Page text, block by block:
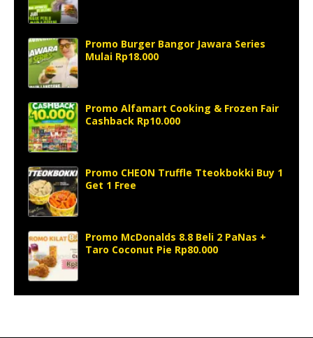
Promo Burger Bangor Jawara Series
Mulai Rp18.000
Promo Alfamart Cooking & Frozen Fair
Cashback Rp10.000
Promo CHEON Truffle Tteokbokki Buy 1
Get 1 Free
Promo McDonalds 8.8 Beli 2 PaNas +
Taro Coconut Pie Rp80.000